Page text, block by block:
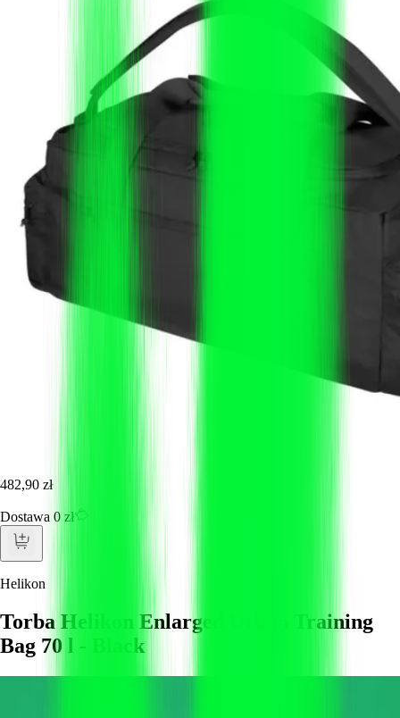
482,90 zł
Dostawa 0 zł
Helikon
Torba Helikon Enlarged Urban Training
Bag 70 l - Black